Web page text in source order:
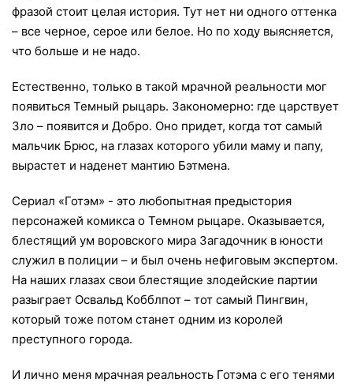
фразой стоит целая история. Тут нет ни одного оттенка
– все черное, серое или белое. Но по ходу выясняется,
что больше и не надо.
Естественно, только в такой мрачной реальности мог
появиться Темный рыцарь. Закономерно: где царствует
Зло – появится и Добро. Оно придет, когда тот самый
мальчик Брюс, на глазах которого убили маму и папу,
вырастет и наденет мантию Бэтмена.
Сериал «Готэм» - это любопытная предыстория
персонажей комикса о Темном рыцаре. Оказывается,
блестящий ум воровского мира Загадочник в юности
служил в полиции – и был очень нефиговым экспертом.
На наших глазах свои блестящие злодейские партии
разыграет Освальд Кобблпот – тот самый Пингвин,
который тоже потом станет одним из королей
преступного города.
И лично меня мрачная реальность Готэма с его тенями